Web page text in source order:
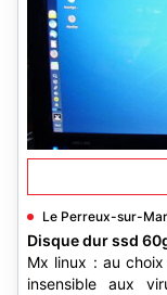
Le Perreux-sur-
Disque dur ssd
Mx linux : au
insensible aux